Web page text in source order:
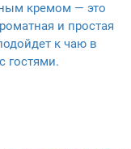
кремом — это
и простая
к чаю в
гостями.